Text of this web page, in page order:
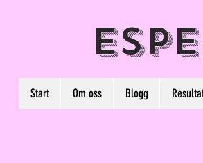
Start Om oss Blogg